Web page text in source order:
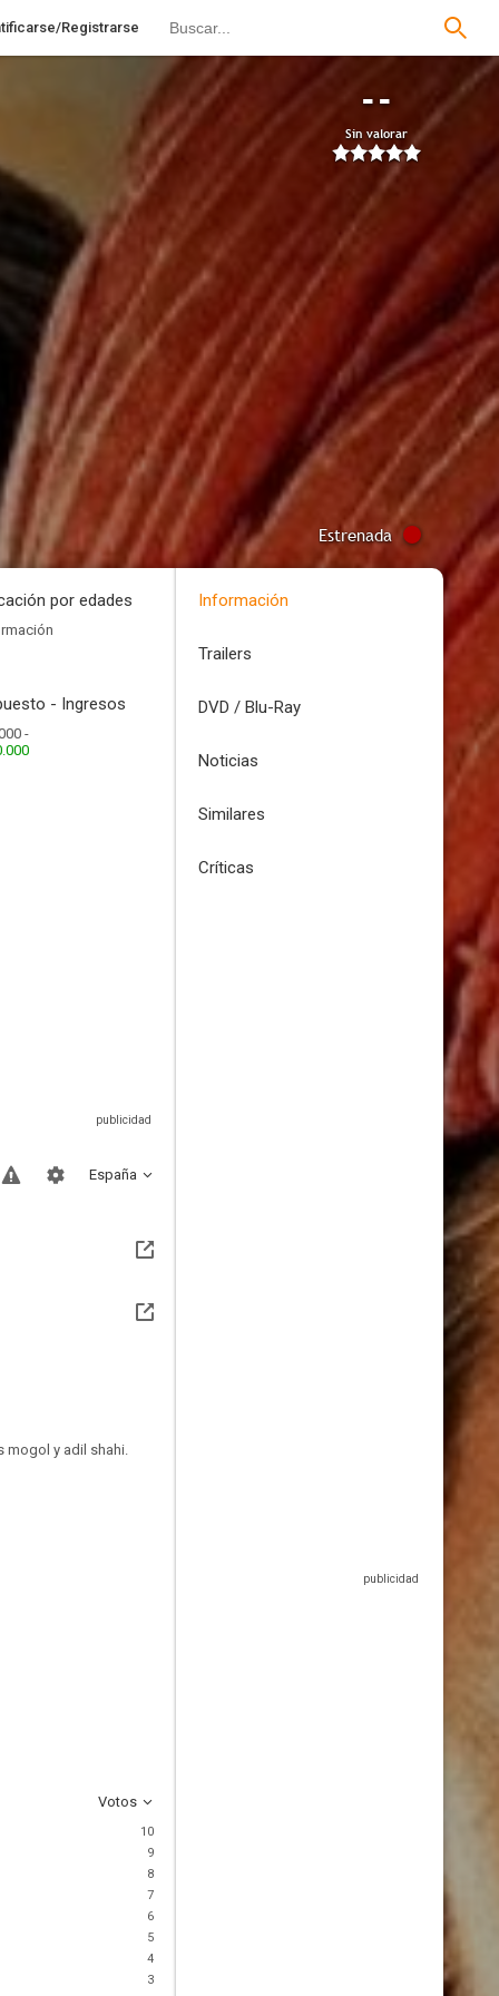
Registrarse
--
Sin valorar
Estrenada
por edades
- Ingresos
-
España
mogol y adil shahi.
Votos
10
9
8
7
6
5
4
3
Información
Trailers
DVD / Blu-Ray
Noticias
Similares
Críticas